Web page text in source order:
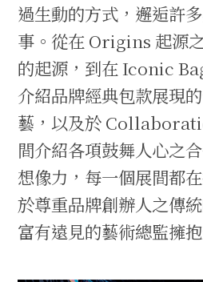
過生動的方式，邂逅許
事。從在 Origins 起源
的起源，到在 Iconic
介紹品牌經典包款展現
藝，以及於
間介紹各項鼓舞人心之
想像力，每一個展間都
於尊重品牌創辦人之傳
富有遠見的藝術總監擁